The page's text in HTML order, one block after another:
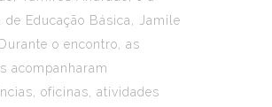
de Educação Básica, Jamile
o encontro, as
acompanharam
oficinas, atividades